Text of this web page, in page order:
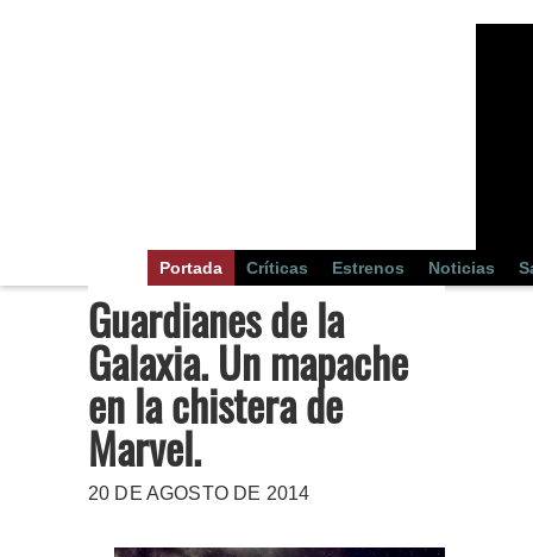
Portada Críticas Estrenos Noticias
Guardianes de la
Galaxia. Un mapache
en la chistera de
Marvel.
20 DE AGOSTO DE 2014